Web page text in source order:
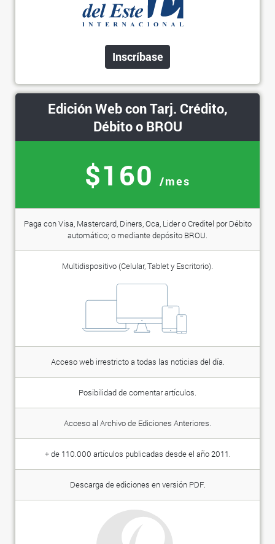
Inscríbase
Edición Web con Tarj. Crédito,
Débito o BROU
$160 /mes
Paga con Visa, Mastercard, Diners, Oca, Lider o Creditel por Débito
automático; o mediante depósito BROU.
Multidispositivo (Celular, Tablet y Escritorio).
Acceso web irrestricto a todas las noticias del día.
Posibilidad de comentar artículos.
Acceso al Archivo de Ediciones Anteriores.
+ de 110.000 artículos publicadas desde el año 2011.
Descarga de ediciones en versión PDF.